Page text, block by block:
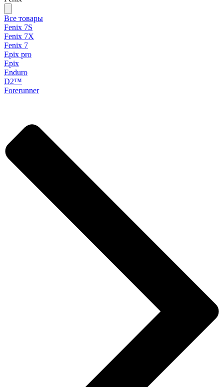
Все товары
Fenix 7S
Fenix 7X
Fenix 7
Epix pro
Epix
Enduro
D2™
Forerunner